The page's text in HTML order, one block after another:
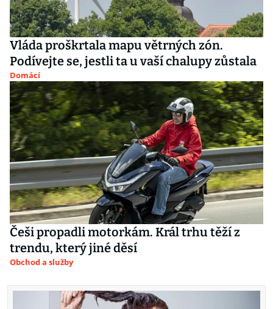
Vláda proškrtala mapu větrných zón.
Podívejte se, jestli ta u vaší chalupy zůstala
Domácí
Češi propadli motorkám. Král trhu těží z
trendu, který jiné děsí
Obchod a služby